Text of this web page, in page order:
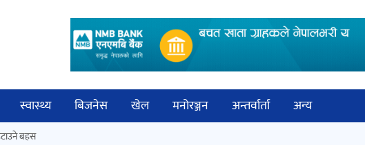
स्वास्थ्य बिजनेस खेल मनोरञ्जन अन्तर्वार्ता
अन्य
बहस